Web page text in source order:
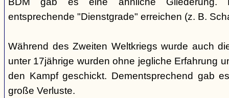
entsprechende "Dienstgrade" erreichen (z. B.
Während des Zweiten Weltkriegs wurde auch
unter 17jährige wurden ohne jegliche Erfahrung
den Kampf geschickt. Dementsprechend gab
große Verluste.